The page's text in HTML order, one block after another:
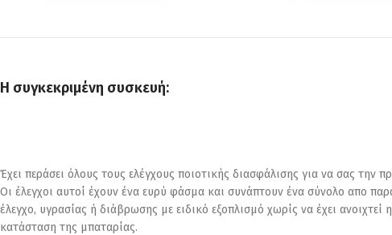
Η συγκεκριμένη συσκευή:
Έχει περάσει όλους τους ελέγχους ποιοτικής διασφάλισης για να σας την
Οι έλεγχοι αυτοί έχουν ένα ευρύ φάσμα και συνάπτουν ένα σύνολο απο
έλεγχο, υγρασίας ή διάβρωσης με ειδικό εξοπλισμό χωρίς να έχει
κατάσταση της μπαταρίας.